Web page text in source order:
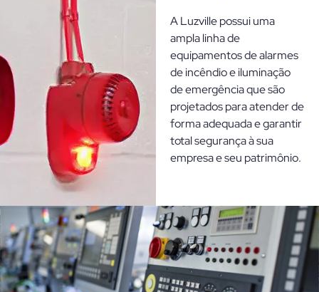
A Luzville possui uma
ampla linha de
equipamentos de alarmes
de incêndio e iluminação
de emergência que são
projetados para atender de
forma adequada e garantir
total segurança à sua
empresa e seu patrimônio.